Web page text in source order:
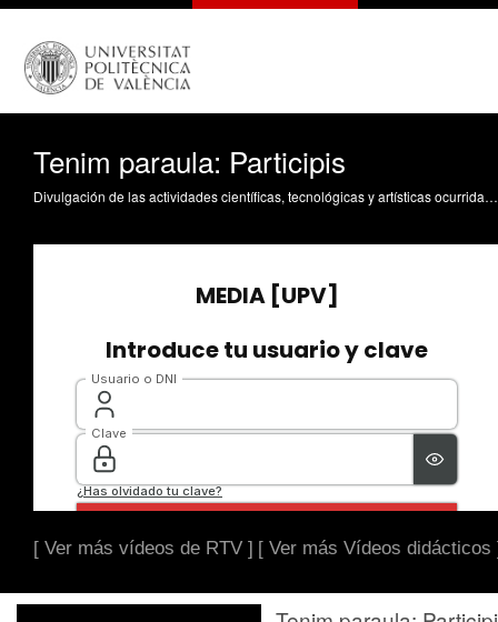
Tenim paraula: Participis
Divulgación de las actividades científicas, tecnológicas y artísticas ocurridas en los tres campus de la UPV
[ Ver más vídeos de RTV ] [ Ver más Vídeos didácticos